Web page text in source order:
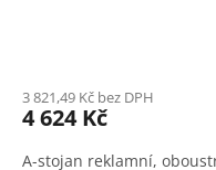
3 821,49 Kč bez DPH
4 624 Kč
A-stojan reklamní,